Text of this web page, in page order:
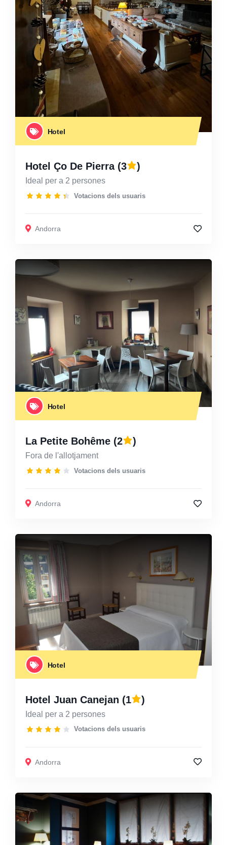
Hotel
Hotel Ço De Pierra(3 )
Ideal per a 2 persones
Votacions dels usuaris
Andorra
Hotel
La Petite Bohême (2 )
Fora de l'allotjament
Votacions dels usuaris
Andorra
Hotel
Hotel Juan Canejan (1 )
Ideal per a 2 persones
Votacions dels usuaris
Andorra